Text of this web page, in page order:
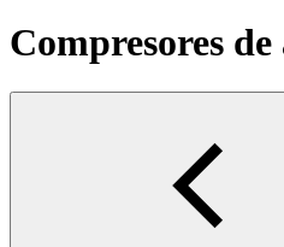
Compresores